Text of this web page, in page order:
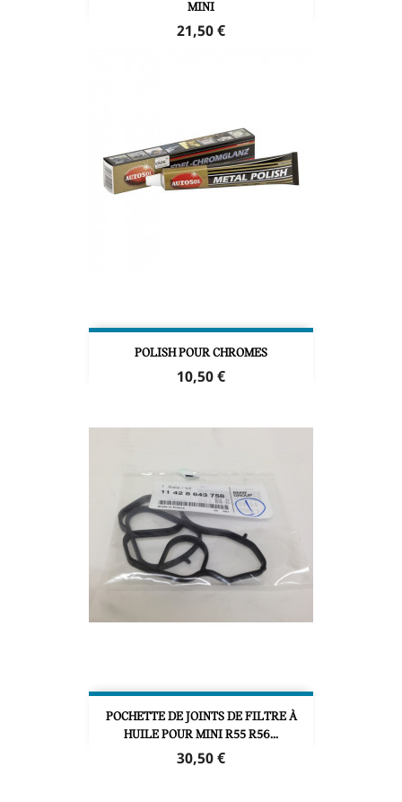
MINI
Prix
21,50 €
POLISH POUR CHROMES
Prix
10,50 €
POCHETTE DE JOINTS DE FILTRE À
HUILE POUR MINI R55 R56...
Prix
30,50 €